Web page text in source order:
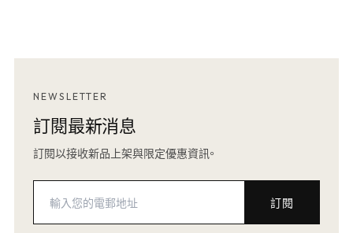
NEWSLETTER
訂閱最新消息
訂閱以接收新品上架與限定優惠資訊。
訂閱